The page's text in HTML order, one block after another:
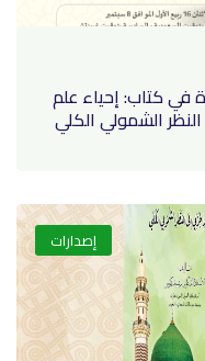
كتاب: إحياء علم
النظر الشمولي الكلي
إصدارات